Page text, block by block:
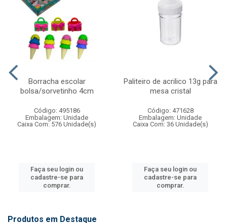
Borracha escolar
bolsa/sorvetinho 4cm
Código: 495186
Embalagem: Unidade
Caixa Com: 576 Unidade(s)
Faça seu login ou
cadastre-se para
comprar.
Paliteiro de acrilico 13g para
mesa cristal
Código: 471628
Embalagem: Unidade
Caixa Com: 36 Unidade(s)
Faça seu login ou
cadastre-se para
comprar.
Produtos em Destaque